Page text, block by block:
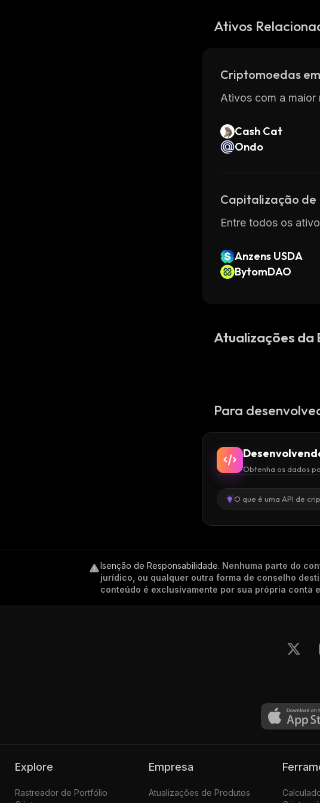
Ativos
Criptomoedas
Ativos com a maior
Cash Cat
Ondo
Capitalização de
Entre todos os
Anzens USDA
BytomDAO
Atualizações da
Para
Obtenha os dados
O que é uma API de
Isenção de Responsabilidade. Nenhuma parte do
jurídico, ou qualquer outra forma de conselho
conteúdo é exclusivamente por sua própria conta
Explore
Rastreador de Portfólio
Empresa
Atualizações de Produtos